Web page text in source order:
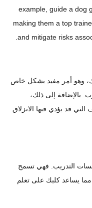
example, guide a dog
making them a top
and mitigate risks
وهو أمر مفيد بشكل خاص
بالإضافة إلى ذلك،
قد يؤدي فيها الانزلاق
التدريب. فهي تسمح
مما يساعد كلبك على تعلم